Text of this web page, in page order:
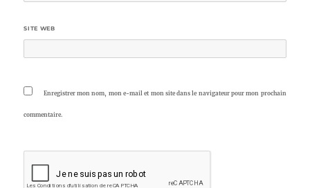
SITE WEB
Enregistrer mon nom, mon e-mail et mon site dans le navigateur pour mon prochain
commentaire.